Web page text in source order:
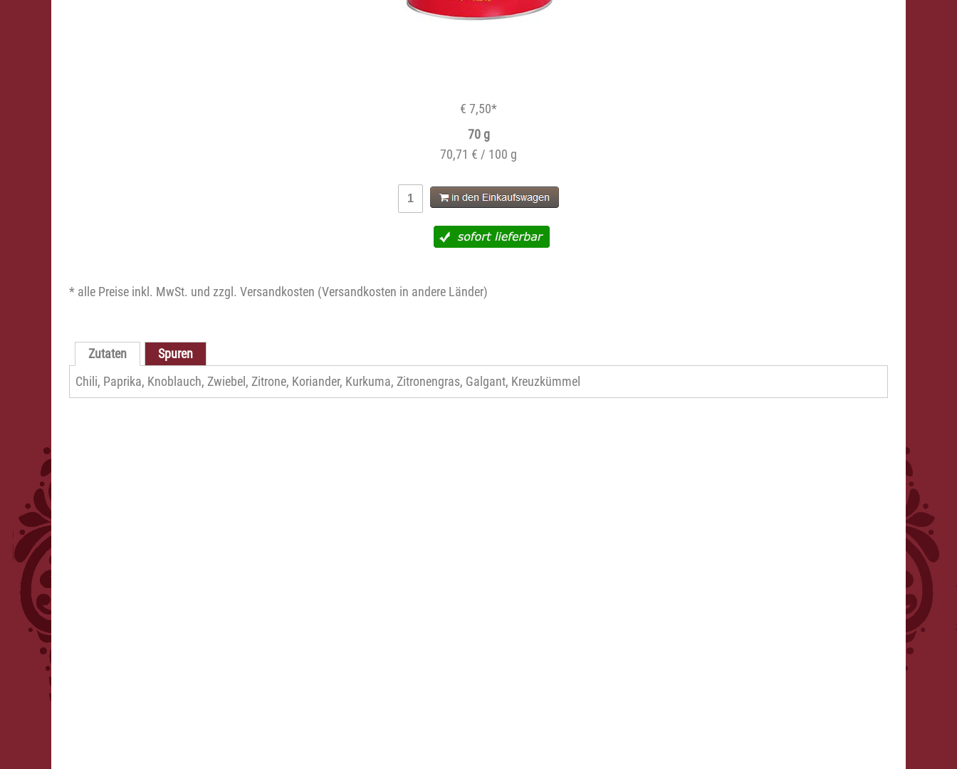
€ 7,50*
70 g
70,71 € / 100 g
* alle Preise inkl. MwSt. und zzgl. Versandkosten (Versandkosten in andere Länder)
Zutaten
Chili, Paprika, Knoblauch, Zwiebel, Zitrone, Koriander, Kurkuma, Zitronengras, Galgant, Kreuzkümmel
Spuren